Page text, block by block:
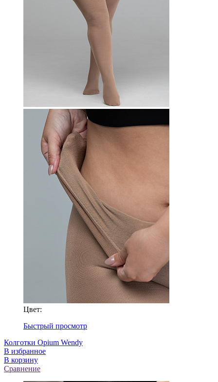
Цвет:
Быстрый просмотр
Колготки Opium Wendy
В избранное
В корзину
Сравнение